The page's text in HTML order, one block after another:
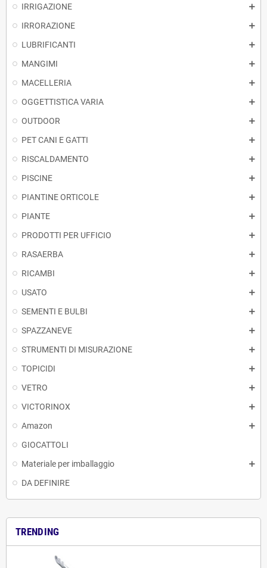
IRRIGAZIONE
IRRORAZIONE
LUBRIFICANTI
MANGIMI
MACELLERIA
OGGETTISTICA VARIA
OUTDOOR
PET CANI E GATTI
RISCALDAMENTO
PISCINE
PIANTINE ORTICOLE
PIANTE
PRODOTTI PER UFFICIO
RASAERBA
RICAMBI
USATO
SEMENTI E BULBI
SPAZZANEVE
STRUMENTI DI MISURAZIONE
TOPICIDI
VETRO
VICTORINOX
Amazon
GIOCATTOLI
Materiale per imballaggio
DA DEFINIRE
TRENDING